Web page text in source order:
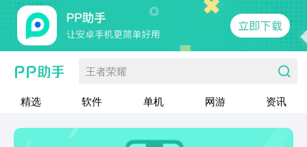
王者荣耀
精选 软件 单机 网游 资讯